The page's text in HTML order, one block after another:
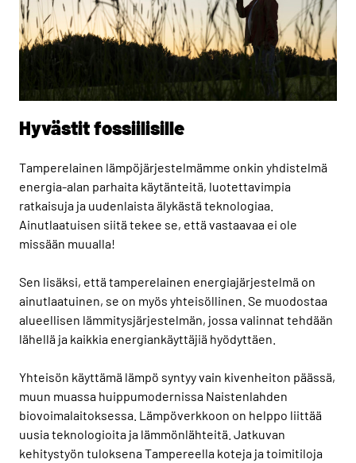
Hyvästit fossiilisille
Tamperelainen lämpöjärjestelmämme onkin yhdistelmä
energia-alan parhaita käytänteitä, luotettavimpia
ratkaisuja ja uudenlaista älykästä teknologiaa.
Ainutlaatuisen siitä tekee se, että vastaavaa ei ole
missään muualla!
Sen lisäksi, että tamperelainen energiajärjestelmä on
ainutlaatuinen, se on myös yhteisöllinen. Se muodostaa
alueellisen lämmitysjärjestelmän, jossa valinnat tehdään
lähellä ja kaikkia energiankäyttäjiä hyödyttäen.
Yhteisön käyttämä lämpö syntyy vain kivenheiton päässä,
muun muassa huippumodernissa Naistenlahden
biovoimalaitoksessa. Lämpöverkkoon on helppo liittää
uusia teknologioita ja lämmönlähteitä. Jatkuvan
kehitystyön tuloksena Tampereella koteja ja toimitiloja